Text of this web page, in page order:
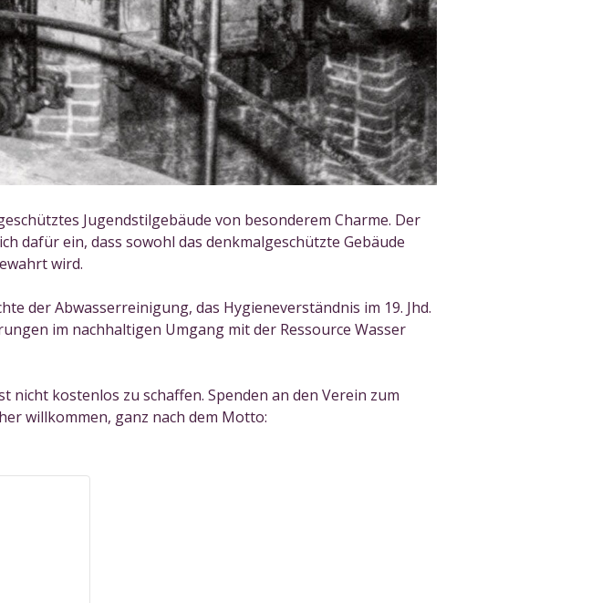
Jugendstilgebäude von besonderem Charme. Der
dafür ein, dass sowohl das denkmalgeschützte Gebäude
wird.
der Abwasserreinigung, das Hygieneverständnis im 19. Jhd.
im nachhaltigen Umgang mit der Ressource Wasser
kostenlos zu schaffen. Spenden an den Verein zum
willkommen, ganz nach dem Motto: